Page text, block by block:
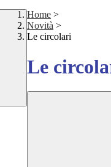
Home >
Novità >
Le circolari
Le